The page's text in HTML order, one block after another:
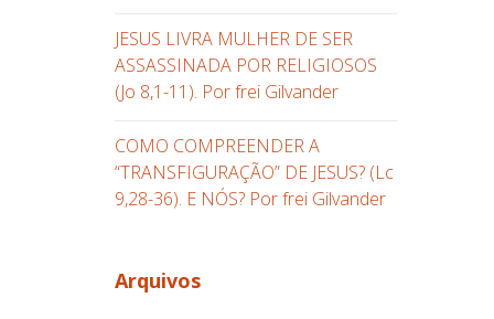
JESUS LIVRA MULHER DE SER
ASSASSINADA POR RELIGIOSOS
(Jo 8,1-11). Por frei Gilvander
COMO COMPREENDER A
“TRANSFIGURAÇÃO” DE JESUS? (Lc
9,28-36). E NÓS? Por frei Gilvander
Arquivos